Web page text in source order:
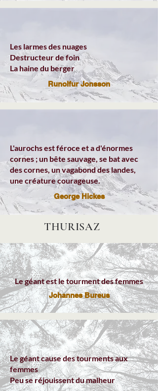
Les larmes des nuages
Destructeur de foin
La haine du berger
Runolfur Jonsson
L'aurochs est féroce et a d'énormes
cornes ; un bête sauvage, se bat avec
des cornes, un vagabond des landes,
une créature courageuse.
George Hickes
THURISAZ
Le géant est le tourment des femmes
Johannes Bureus
Le géant cause des tourments aux
femmes
Peu se réjouissent du malheur